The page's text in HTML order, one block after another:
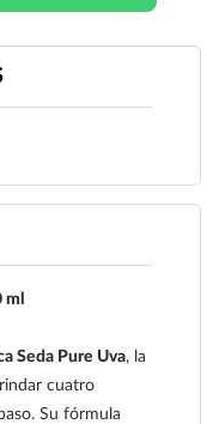
Seda Pure Uva, la
cuatro
Su fórmula